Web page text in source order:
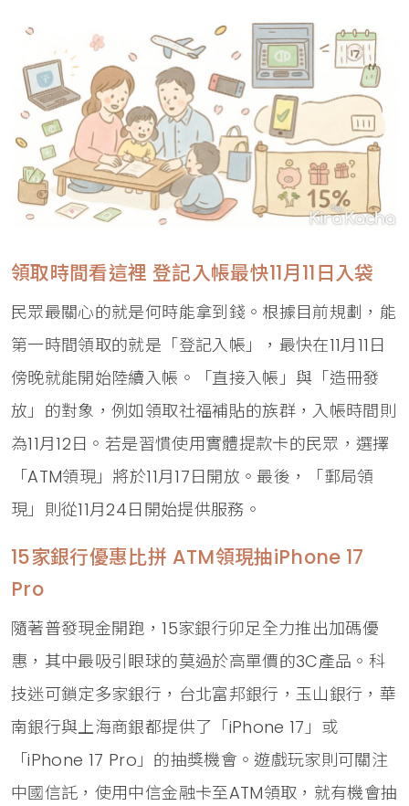
領取時間看這裡 登記入帳最快11月11日入袋
民眾最關心的就是何時能拿到錢。根據目前規劃，能
第一時間領取的就是「登記入帳」，最快在11月11日
傍晚就能開始陸續入帳。「直接入帳」與「造冊發
放」的對象，例如領取社福補貼的族群，入帳時間則
為11月12日。若是習慣使用實體提款卡的民眾，選擇
「ATM領現」將於11月17日開放。最後，「郵局領
現」則從11月24日開始提供服務。
15家銀行優惠比拼 ATM領現抽iPhone 17
Pro
隨著普發現金開跑，15家銀行卯足全力推出加碼優
惠，其中最吸引眼球的莫過於高單價的3C產品。科
技迷可鎖定多家銀行，台北富邦銀行，玉山銀行，華
南銀行與上海商銀都提供了「iPhone 17」或
「iPhone 17 Pro」的抽獎機會。遊戲玩家則可關注
中國信託，使用中信金融卡至ATM領取，就有機會抽